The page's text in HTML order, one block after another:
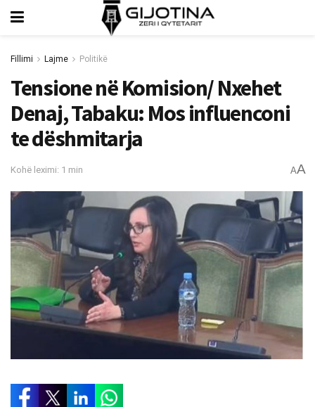
Fillimi Lajme Politikë
Tensione në Komision/ Nxehet
Denaj, Tabaku: Mos influenconi
te dëshmitarja
Kohë leximi: 1 min AA